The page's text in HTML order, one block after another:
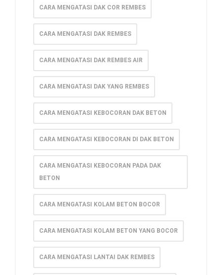
CARA MENGATASI DAK COR REMBES
CARA MENGATASI DAK REMBES
CARA MENGATASI DAK REMBES AIR
CARA MENGATASI DAK YANG REMBES
CARA MENGATASI KEBOCORAN DAK BETON
CARA MENGATASI KEBOCORAN DI DAK BETON
CARA MENGATASI KEBOCORAN PADA DAK
BETON
CARA MENGATASI KOLAM BETON BOCOR
CARA MENGATASI KOLAM BETON YANG BOCOR
CARA MENGATASI LANTAI DAK REMBES